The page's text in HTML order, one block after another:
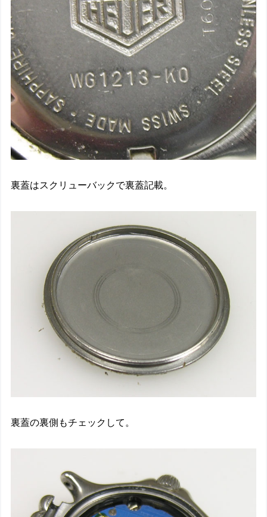
裏蓋はスクリューバックで裏蓋記載。
裏蓋の裏側もチェックして。